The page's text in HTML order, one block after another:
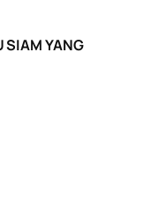
SIAM YANG